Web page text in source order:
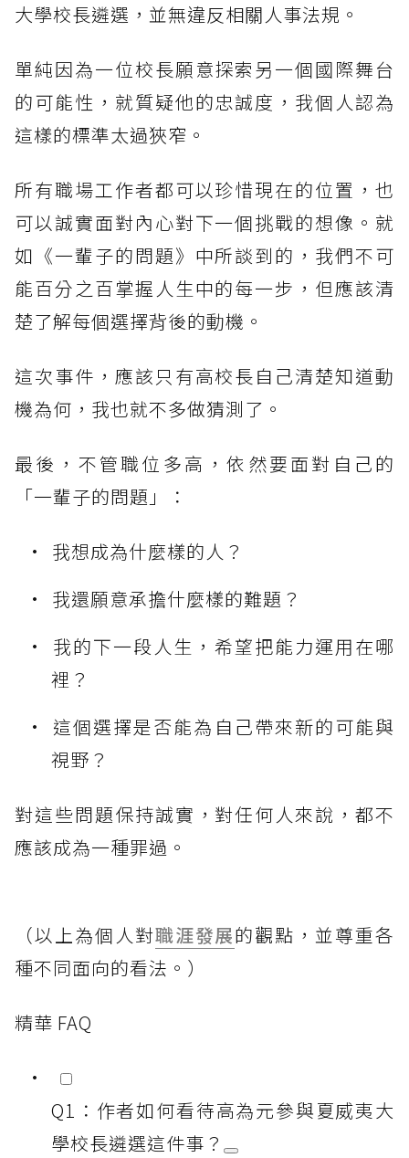
大學校長遴選，並無違反相關人事法規。
單純因為一位校長願意探索另一個國際舞台
的可能性，就質疑他的忠誠度，我個人認為
這樣的標準太過狹窄。
所有職場工作者都可以珍惜現在的位置，也
可以誠實面對內心對下一個挑戰的想像。就
如《一輩子的問題》中所談到的，我們不可
能百分之百掌握人生中的每一步，但應該清
楚了解每個選擇背後的動機。
這次事件，應該只有高校長自己清楚知道動
機為何，我也就不多做猜測了。
最後，不管職位多高，依然要面對自己的
「一輩子的問題」：
我想成為什麼樣的人？
我還願意承擔什麼樣的難題？
我的下一段人生，希望把能力運用在哪
裡？
這個選擇是否能為自己帶來新的可能與
視野？
對這些問題保持誠實，對任何人來說，都不
應該成為一種罪過。
（以上為個人對職涯發展的觀點，並尊重各
種不同面向的看法。）
精華 FAQ
Q1：作者如何看待高為元參與夏威夷大
學校長遴選這件事？